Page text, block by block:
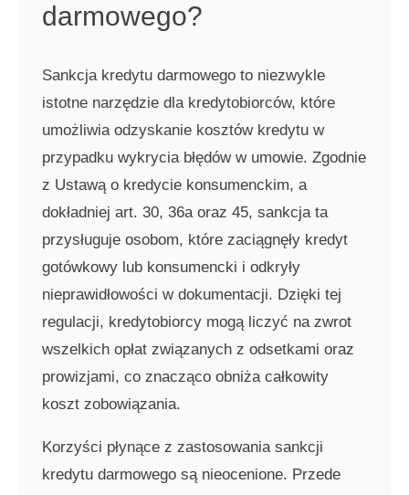
darmowego?
Sankcja kredytu darmowego to niezwykle
istotne narzędzie dla kredytobiorców, które
umożliwia odzyskanie kosztów kredytu w
przypadku wykrycia błędów w umowie. Zgodnie
z Ustawą o kredycie konsumenckim, a
dokładniej art. 30, 36a oraz 45, sankcja ta
przysługuje osobom, które zaciągnęły kredyt
gotówkowy lub konsumencki i odkryły
nieprawidłowości w dokumentacji. Dzięki tej
regulacji, kredytobiorcy mogą liczyć na zwrot
wszelkich opłat związanych z odsetkami oraz
prowizjami, co znacząco obniża całkowity
koszt zobowiązania.
Korzyści płynące z zastosowania sankcji
kredytu darmowego są nieocenione. Przede